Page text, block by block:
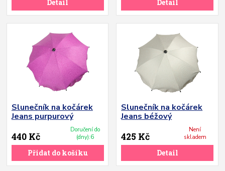
Detail Detail
Slunečník na kočárek
Jeans purpurový
440 Kč
Doručení do
(dny):6
Přidat do košíku
Slunečník na kočárek
Jeans béžový
425 Kč
Není
skladem
Detail